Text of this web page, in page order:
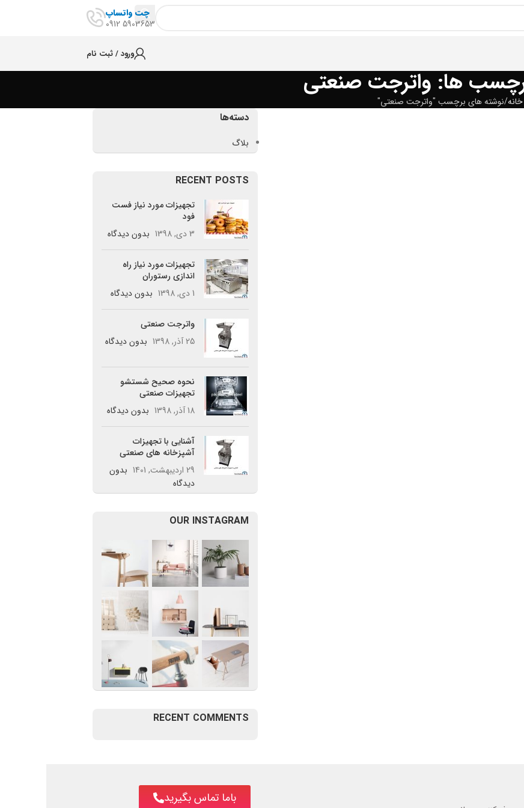
چت واتساپ
5903653 0912
ورود / ثبت نام
ها: واترجت صنعتی
خانه نوشته های برچسب "واترجت صنعتی"
دسته‌ها
بلاگ
RECENT POSTS
تجهیزات مورد نیاز فست
فود
3 دی, 1398
بدون دیدگاه
تجهیزات مورد نیاز راه
اندازی رستوران
1 دی, 1398
بدون دیدگاه
واترجت صنعتی
25 آذر, 1398
بدون دیدگاه
نحوه صحیح شستشو
تجهیزات صنعتی
18 آذر, 1398
بدون دیدگاه
آشنایی با تجهیزات
آشپزخانه های صنعتی
29 اردیبهشت, 1401
بدون
دیدگاه
OUR INSTAGRAM
RECENT COMMENTS
باما تماس بگیرید